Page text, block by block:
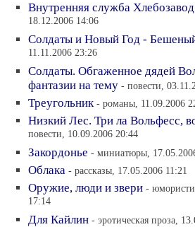
Внутренняя служба
18.12.2006 14:06
Солдаты и Новый Год -
11.11.2006 23:26
Солдаты. Обгаженное дядей
фантазии на тему - повести,
Треугольник - романы, 11.09.2006
Низкий Лес. Три ла Вольфесс,
повести, 10.09.2006 20:44
Закордонье - миниатюры,
Облака - рассказы, 17.05.2006 11:21
Оружие, люди и звери -
17:14
Для Кайлин - эротическая проза,